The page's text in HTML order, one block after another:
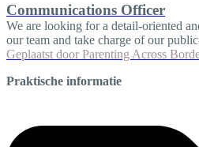
Communications Officer
We are looking for a detail-oriented
our team and take charge of our
Geplaatst door Parenting Across
Praktische informatie